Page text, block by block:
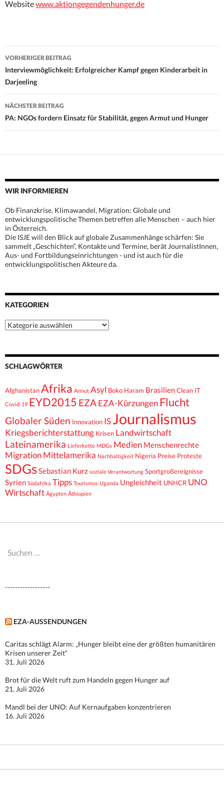
Websitewww.aktiongegendenhunger.de
Beitrags-
Navigation
VORHERIGER BEITRAG
Interviewmöglichkeit: Erfolgreicher Kampf gegen Kinderarbeit in
Darjeeling
NÄCHSTER BEITRAG
PA: NGOs fordern Einsatz für Stabilität, gegen Armut und Hunger
WIR INFORMIEREN
Ob Finanzkrise, Klimawandel, Migration: Globale und
entwicklungspolitische Themen betreffen alle Menschen – auch hier
in Österreich.
Die ISJE will den Blick auf globale Zusammenhänge schärfen: Sie
sammelt „Geschichten“, Kontakte und Termine, berät JournalistInnen,
Aus- und Fortbildungseinrichtungen - und ist auch für die
entwicklungspolitischen Akteure da.
KATEGORIEN
Kategorien
SCHLAGWÖRTER
AfghanistanAfrika Armut Asyl Boko Haram BrasilienClean IT
Covid-19 EYD2015 EZA EZA-Kürzungen Flucht
Globaler Süden Innovation IS Journalismus
Kriegsberichterstattung Krisen Landwirtschaft
Lateinamerika Lieferkette MDGs Medien Menschenrechte
Migration Mittelamerika Nachhaltigkeit Nigeria Preise Proteste
SDGsSebastian Kurz soziale Verantwortung Sportgroßereignisse
Syrien Südafrika Tipps Tourismus Uganda Ungleichheit UNHCR UNO
Wirtschaft Ägypten Äthiopien
Suchen
------------------
EZA-AUSSENDUNGEN
Caritas schlägt Alarm: „Hunger bleibt eine der größten humanitären
Krisen unserer Zeit“
31. Juli 2026
Brot für die Welt ruft zum Handeln gegen Hunger auf
21. Juli 2026
Mandl bei der UNO: Auf Kernaufgaben konzentrieren
16. Juli 2026